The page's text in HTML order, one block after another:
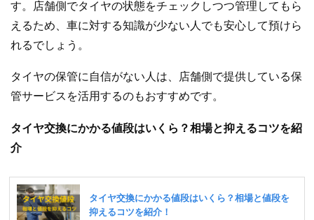
す。店舗側でタイヤの状態をチェックしつつ管理してもら
えるため、車に対する知識が少ない人でも安心して預けら
れるでしょう。
タイヤの保管に自信がない人は、店舗側で提供している保
管サービスを活用するのもおすすめです。
タイヤ交換にかかる値段はいくら？相場と抑えるコツを紹
介